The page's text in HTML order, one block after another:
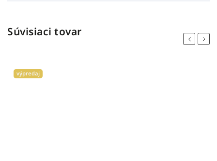
Súvisiaci tovar
Previous
výpredaj
Next